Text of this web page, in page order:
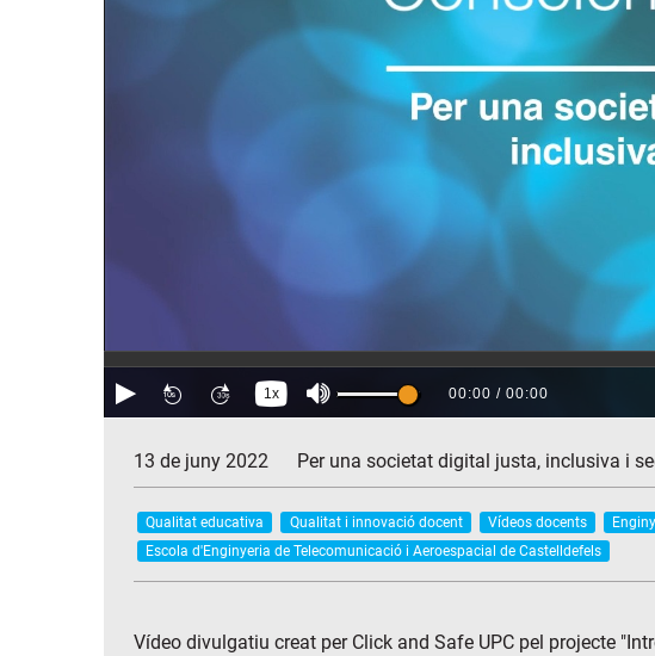
13 de juny 2022 Per una societat digital justa, inclusiva i
Qualitat educativa Qualitat i innovació docent Vídeos docents
Escola d'Enginyeria de Telecomunicació i Aeroespacial de Castelldefels
Vídeo divulgatiu creat per Click and Safe UPC pel projecte